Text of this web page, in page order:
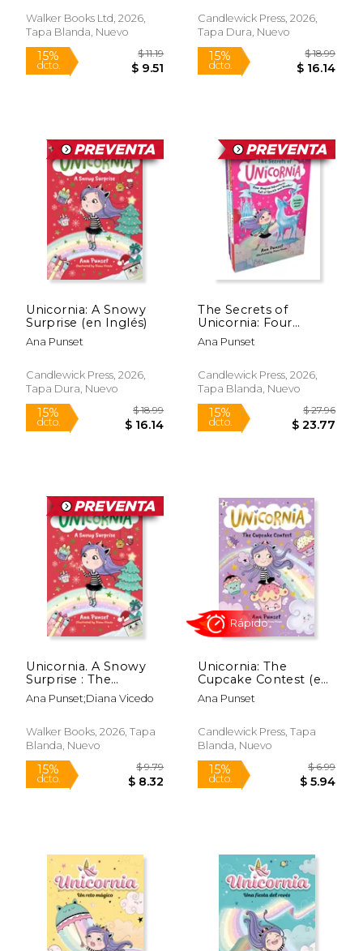
holiday activity
Walker Books Ltd, 2026,
Tapa Blanda, Nuevo
15%
dcto.
Candlewick Press, 2026,
Tapa Dura, Nuevo
15%
dcto.
Unicornia: A Snowy
Surprise (en Inglés)
Ana Punset
Candlewick Press, 2026,
Tapa Dura, Nuevo
15%
dcto. $ 16.14
The Secrets of
Unicornia: Four
Magical Adventures
Full of Sparkle and
Ana Punset
Candlewick Press, 2026,
Tapa Blanda, Nuevo
15%
dcto.
Unicornia. A Snowy
Surprise : The
bestselling illustrated
magical unicorn
Inglés)
Ana Punset;Diana Vicedo
Walker Books, 2026, Tapa
Blanda, Nuevo
Unicornia: The
Cupcake Contest (en
Inglés)
Ana Punset
Candlewick Press, Tapa
Blanda, Nuevo